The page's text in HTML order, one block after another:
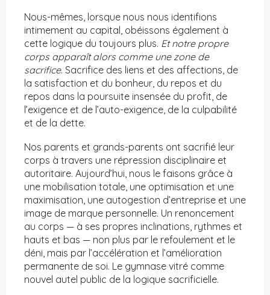
Nous-mêmes, lorsque nous nous identifions
intimement au capital, obéissons également à
cette logique du toujours plus. Et notre propre
corps apparaît alors comme une zone de
sacrifice. Sacrifice des liens et des affections, de
la satisfaction et du bonheur, du repos et du
repos dans la poursuite insensée du profit, de
l’exigence et de l’auto-exigence, de la culpabilité
et de la dette.
Nos parents et grands-parents ont sacrifié leur
corps à travers une répression disciplinaire et
autoritaire. Aujourd’hui, nous le faisons grâce à
une mobilisation totale, une optimisation et une
maximisation, une autogestion d’entreprise et une
image de marque personnelle. Un renoncement
au corps — à ses propres inclinations, rythmes et
hauts et bas — non plus par le refoulement et le
déni, mais par l’accélération et l’amélioration
permanente de soi. Le gymnase vitré comme
nouvel autel public de la logique sacrificielle.